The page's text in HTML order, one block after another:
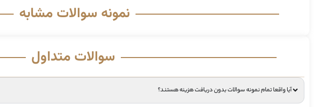
نمونه سوالات مشابه
سوالات متداول
آیا واقعا تمام نمونه سوالات بدون دریافت هزینه هستند؟